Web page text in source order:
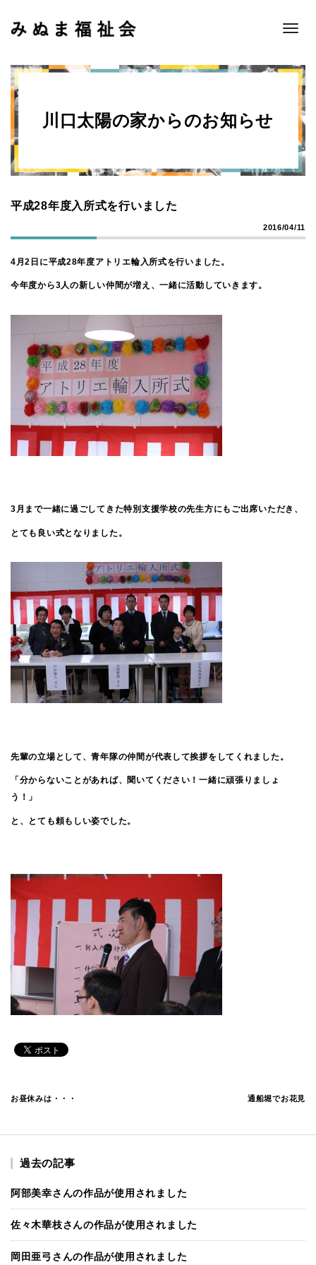
Toggle
川口太陽の家からのお知らせ
平成28年度入所式を行いました
2016/04/11
4月2日に平成28年度アトリエ輪入所式を行いました。
今年度から3人の新しい仲間が増え、一緒に活動していきます。
3月まで一緒に過ごしてきた特別支援学校の先生方にもご出席いただき、
とても良い式となりました。
先輩の立場として、青年隊の仲間が代表して挨拶をしてくれました。
「分からないことがあれば、聞いてください！一緒に頑張りましょ
う！」
と、とても頼もしい姿でした。
お昼休みは・・・ 通船堀でお花見
過去の記事
阿部美幸さんの作品が使用されました
佐々木華枝さんの作品が使用されました
岡田亜弓さんの作品が使用されました